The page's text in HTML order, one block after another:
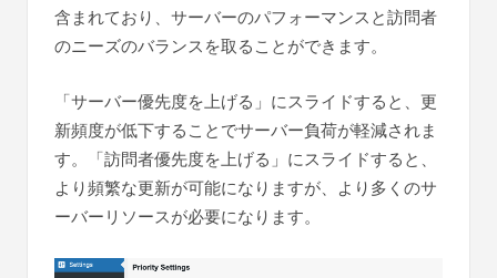
含まれており、サーバーのパフォーマンスと訪問者
のニーズのバランスを取ることができます。
「サーバー優先度を上げる」にスライドすると、更
新頻度が低下することでサーバー負荷が軽減されま
す。「訪問者優先度を上げる」にスライドすると、
より頻繁な更新が可能になりますが、より多くのサ
ーバーリソースが必要になります。